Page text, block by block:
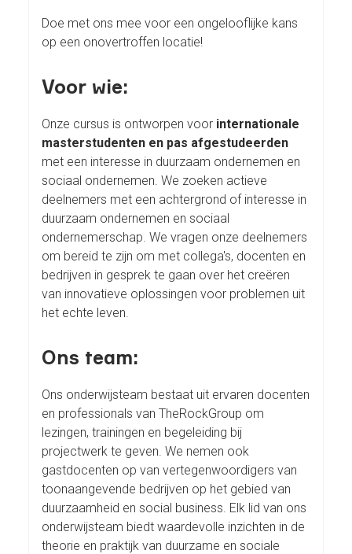
Doe met ons mee voor een ongelooflijke kans
op een onovertroffen locatie!
Voor wie:
Onze cursus is ontworpen voor internationale
masterstudenten en pas afgestudeerden
met een interesse in duurzaam ondernemen en
sociaal ondernemen. We zoeken actieve
deelnemers met een achtergrond of interesse in
duurzaam ondernemen en sociaal
ondernemerschap. We vragen onze deelnemers
om bereid te zijn om met collega's, docenten en
bedrijven in gesprek te gaan over het creëren
van innovatieve oplossingen voor problemen uit
het echte leven.
Ons team:
Ons onderwijsteam bestaat uit ervaren docenten
en professionals van TheRockGroup om
lezingen, trainingen en begeleiding bij
projectwerk te geven. We nemen ook
gastdocenten op van vertegenwoordigers van
toonaangevende bedrijven op het gebied van
duurzaamheid en social business. Elk lid van ons
onderwijsteam biedt waardevolle inzichten in de
theorie en praktijk van duurzame en sociale